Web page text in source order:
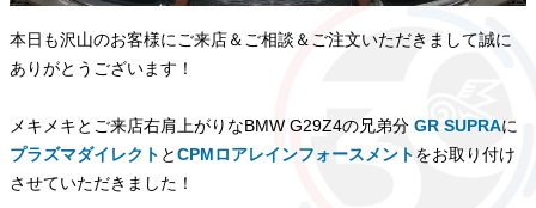
本日も沢山のお客様にご来店＆ご相談＆ご注文いただきまして誠に
ありがとうございます！
メキメキとご来店右肩上がりなBMW G29Z4の兄弟分 GR SUPRAに
プラズマダイレクト とCPMロアレインフォースメントをお取り付け
させていただきました！